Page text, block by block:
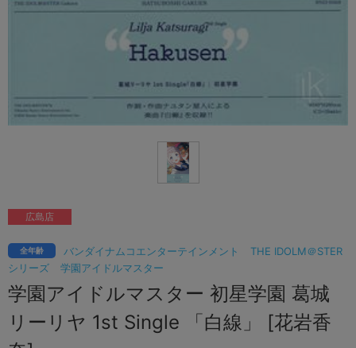
バンダイナムコエンターテインメント
THE IDOLM＠STER
シリーズ
学園アイドルマスター
全年齢
学園アイドルマスター 初星学園 葛城
リーリヤ 1st Single 「白線」 [花岩香
広島店